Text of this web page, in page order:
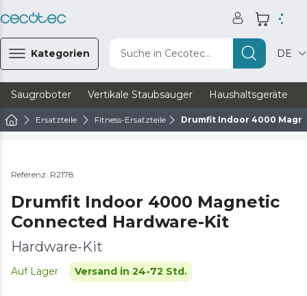
Kategorien Suche in Cecotec... DE
Saugroboter Vertikale Staubsauger Haushaltsgeräte
Ersatzteile Fitness-Ersatzteile Drumfit Indoor 4000
Referenz: R2178
Drumfit Indoor 4000 Magnetic
Connected Hardware-Kit
Hardware-Kit
Auf Lager Versand in 24-72 Std.